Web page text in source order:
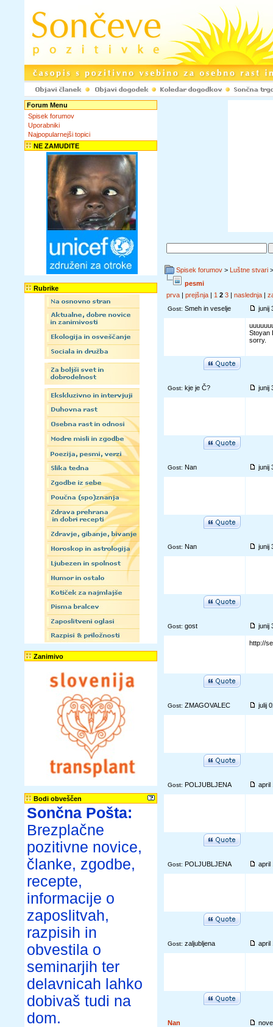
Forum Menu
Spisek forumov
Uporabniki
Najpopularnejši topici
NE ZAMUDITE
Rubrike
Zanimivo
Bodi obveščen
Sončna Pošta:
Brezplačne
pozitivne novice,
članke, zgodbe,
recepte,
informacije o
zaposlitvah,
razpisih in
obvestila o
seminarjih ter
delavnicah lahko
dobivaš tudi na
dom.
Spisek forumov > Luštne stvari
pesmi
prva | prejšnja | 1 2 3 | naslednja |
Gost: Smeh in veselje junij
Stoyan
sorry.
Gost: kje je Č? junij
Gost: Nan junij
Gost: Nan junij
Gost: gost junij
http://
Gost: ZMAGOVALEC julij
Gost: POLJUBLJENA
Gost: POLJUBLJENA
Gost: zaljubljena
Nan